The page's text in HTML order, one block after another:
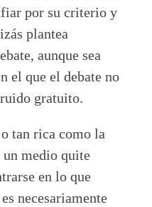
por su criterio y
plantea
aunque sea
el que el debate no
gratuito.
tan rica como la
un medio quite
en lo que
necesariamente